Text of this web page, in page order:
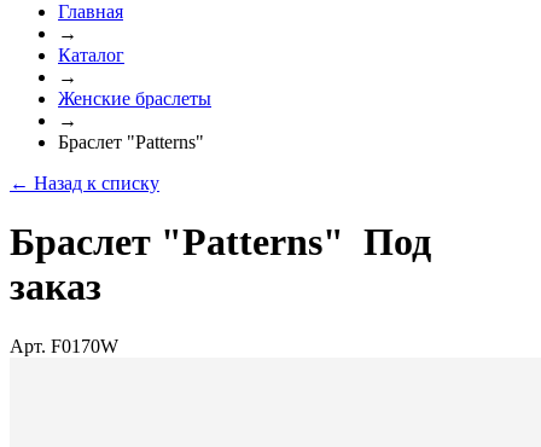
Главная
→
Каталог
→
Женские браслеты
→
Браслет "Patterns"
← Назад к списку
Браслет "Patterns" Под
заказ
Арт. F0170W